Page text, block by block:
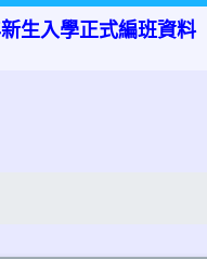
生入學正式編班資料